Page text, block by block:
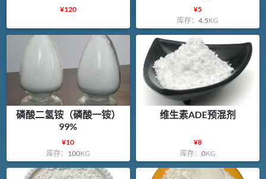
¥120 ¥5
库存：4.5KG
磷酸二氢铵（磷酸一铵）
99%
¥10
库存： 100KG
维生素ADE预混剂
¥8
库存：0KG